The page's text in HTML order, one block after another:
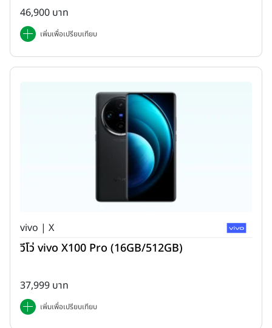
46,900 บาท
เพิ่มเพื่อเปรียบเทียบ
vivo | X
วีโว่ vivo X100 Pro (16GB/512GB)
37,999 บาท
เพิ่มเพื่อเปรียบเทียบ